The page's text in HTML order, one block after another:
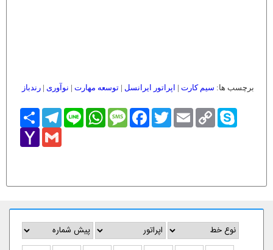
برچسب ها: سیم کارت | اپراتور ایرانسل | توسعه مهارت | نوآوری | رندباز
اشتراکTelegram Line
WhatsAppMessageFacebookTwitter Email
Copy
Link
Skype
Yahoo
Mail
Gmail